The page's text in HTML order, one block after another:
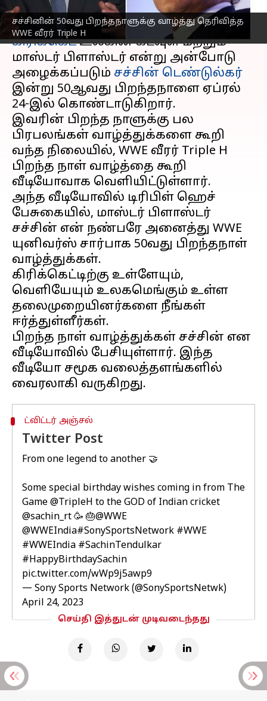
சச்சினின் 50வது பிறந்தநாளுக்கு வாழ்த்து தெரிவித்த
WWE வீரர் Triple H
செய்தி முன்னோட்டம்
கிரிக்கெட்உலகின் கடவுள் மற்றும்
மாஸ்டர் பிளாஸ்டர் என்று அன்போடு
அழைக்கப்படும் சச்சின் டெண்டுல்கர்
இன்று 50ஆவது பிறந்தநாளை ஏப்ரல்
24-இல் கொண்டாடுகிறார்.
இவரின் பிறந்த நாளுக்கு பல
பிரபலங்கள் வாழ்த்துக்களை கூறி
வந்த நிலையில், WWE வீரர் Triple H
பிறந்த நாள் வாழ்த்தை கூறி
வீடியோவாக வெளியிட்டுள்ளார்.
அந்த வீடியோவில் டிரிபிள் ஹெச்
பேசுகையில், மாஸ்டர் பிளாஸ்டர்
சச்சின் என் நண்பரே அனைத்து WWE
யுனிவர்ஸ் சார்பாக 50வது பிறந்தநாள்
வாழ்த்துக்கள்.
கிரிக்கெட்டிற்கு உள்ளேயும்,
வெளியேயும் உலகமெங்கும் உள்ள
தலைமுறையினர்களை நீங்கள்
ஈர்த்துள்ளீர்கள்.
பிறந்த நாள் வாழ்த்துக்கள் சச்சின் என
வீடியோவில் பேசியுள்ளார். இந்த
வீடியோ சமூக வலைத்தளங்களில்
ட்விட்டர் அஞ்சல்
Twitter Post
From one legend to another 🤝
Some special birthday wishes coming in from The
Game @TripleH to the GOD of Indian cricket
@sachin_rt 🥳 🎂@WWE
@WWEIndia#SonySportsNetwork #WWE
#WWEIndia #SachinTendulkar
#HappyBirthdaySachin
pic.twitter.com/wWp9j5awp9
— Sony Sports Network (@SonySportsNetwk)
April 24, 2023
செய்தி இத்துடன் முடிவடைந்தது